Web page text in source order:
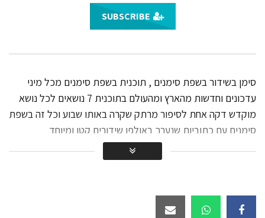
מהדורה מס’ 5
14.5K
סוף שבוע טוב | עם משה איבגי –
11K
סוף שבוע טוב | עם משה איבגי –
מהדורה מס’ 7
13.1K
10.9K
SUBSCRIBE
סימן בשידור בשפת סימנים , תוכנית בשפת סימנים מכל מיני
עדכונים וחדשות מהארץ ומהעולם בתוכנית 7 נושאים לכל נושא
מוקדש דקה אחת לסיפור מרתק שקרה באותו שבוע וכל זה בשפת
סימנים עם כתוביות שנערך באולפן שידורים קטן ומיוחד